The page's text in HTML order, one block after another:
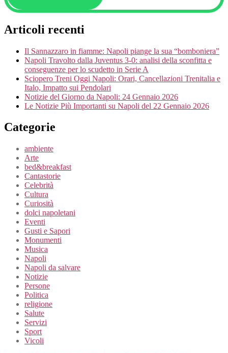
Articoli recenti
Il Sannazzaro in fiamme: Napoli piange la sua “bomboniera”
Napoli Travolto dalla Juventus 3-0: analisi della sconfitta e
conseguenze per lo scudetto in Serie A
Sciopero Treni Oggi Napoli: Orari, Cancellazioni Trenitalia e
Italo, Impatto sui Pendolari
Notizie del Giorno da Napoli: 24 Gennaio 2026
Le Notizie Più Importanti su Napoli del 22 Gennaio 2026
Categorie
ambiente
Arte
bed&breakfast
Cantastorie
Celebrità
Cultura
Curiosità
dolci napoletani
Eventi
Gusti e Sapori
Monumenti
Musica
Napoli
Napoli da salvare
Notizie
Persone
Politica
religione
Salute
Servizi
Sport
Vicoli